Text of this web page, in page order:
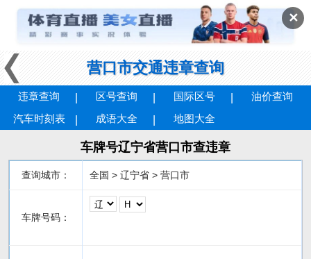
✕
营口市交通违章查询
违章查询 区号查询 国际区号
油价查询
汽车时刻表
成语大全 地图大全
车牌号辽宁省营口市查违章
查询城市： 全国 > 辽宁省 > 营口市
车牌号码：